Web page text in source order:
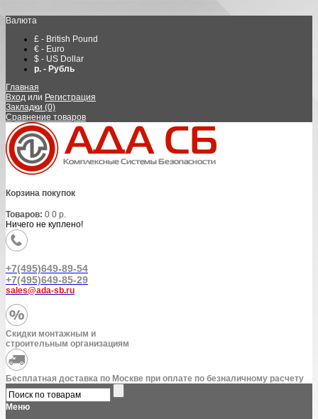
Валюта
£ - British Pound
€ - Euro
$ - US Dollar
р. - Рубль
Главная
Вход или Регистрация
Закладки (0)
Сравнение товаров
Корзина покупок
Товаров: 0 0 р.
Ничего не куплено!
+7(495)649-89-54
+7(495)649-85-29
sales@ada-sb.ru
Скидки монтажным и
строительным организациям
Бесплатная доставка по Москве при оплате по безналичному расчету
Меню